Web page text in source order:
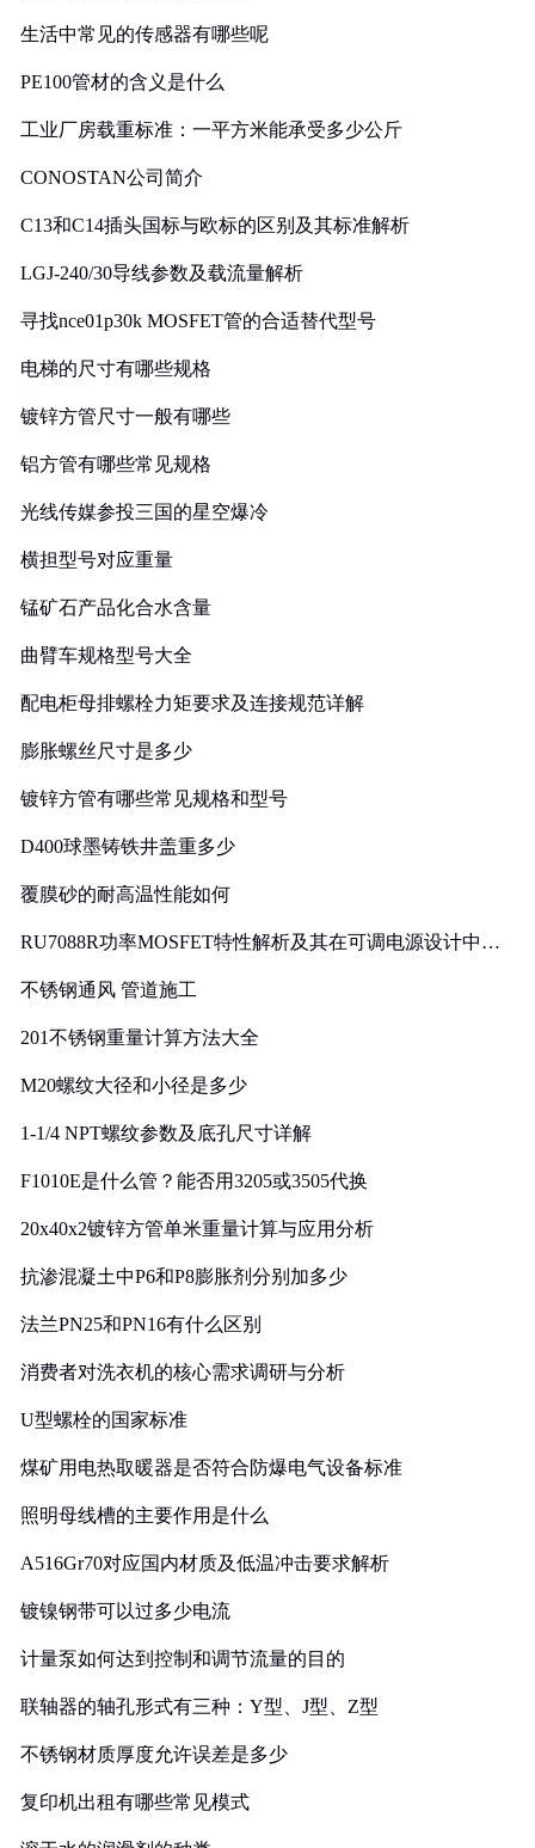
生活中常见的传感器有哪些呢
PE100管材的含义是什么
工业厂房载重标准：一平方米能承受多少公斤
CONOSTAN公司简介
C13和C14插头国标与欧标的区别及其标准解析
LGJ-240/30导线参数及载流量解析
寻找nce01p30k MOSFET管的合适替代型号
电梯的尺寸有哪些规格
镀锌方管尺寸一般有哪些
铝方管有哪些常见规格
光线传媒参投三国的星空爆冷
横担型号对应重量
锰矿石产品化合水含量
曲臂车规格型号大全
配电柜母排螺栓力矩要求及连接规范详解
膨胀螺丝尺寸是多少
镀锌方管有哪些常见规格和型号
D400球墨铸铁井盖重多少
覆膜砂的耐高温性能如何
RU7088R功率MOSFET特性解析及其在可调电源设计中的
不锈钢通风 管道施工
201不锈钢重量计算方法大全
M20螺纹大径和小径是多少
1-1/4 NPT螺纹参数及底孔尺寸详解
F1010E是什么管？能否用3205或3505代换
20x40x2镀锌方管单米重量计算与应用分析
抗渗混凝土中P6和P8膨胀剂分别加多少
法兰PN25和PN16有什么区别
消费者对洗衣机的核心需求调研与分析
U型螺栓的国家标准
煤矿用电热取暖器是否符合防爆电气设备标准
照明母线槽的主要作用是什么
A516Gr70对应国内材质及低温冲击要求解析
镀镍钢带可以过多少电流
计量泵如何达到控制和调节流量的目的
联轴器的轴孔形式有三种：Y型、J型、Z型
不锈钢材质厚度允许误差是多少
复印机出租有哪些常见模式